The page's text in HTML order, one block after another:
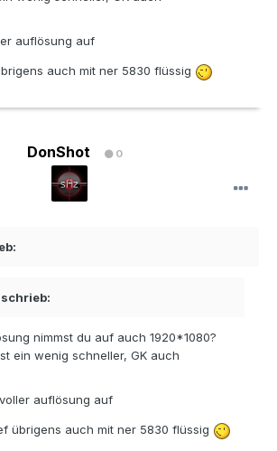
auflösung auf
auch mit ner 5830 flüssig
DonShot 0
nimmst du auf auch 1920*1080?
ein wenig schneller, GK auch
auflösung auf
übrigens auch mit ner 5830 flüssig